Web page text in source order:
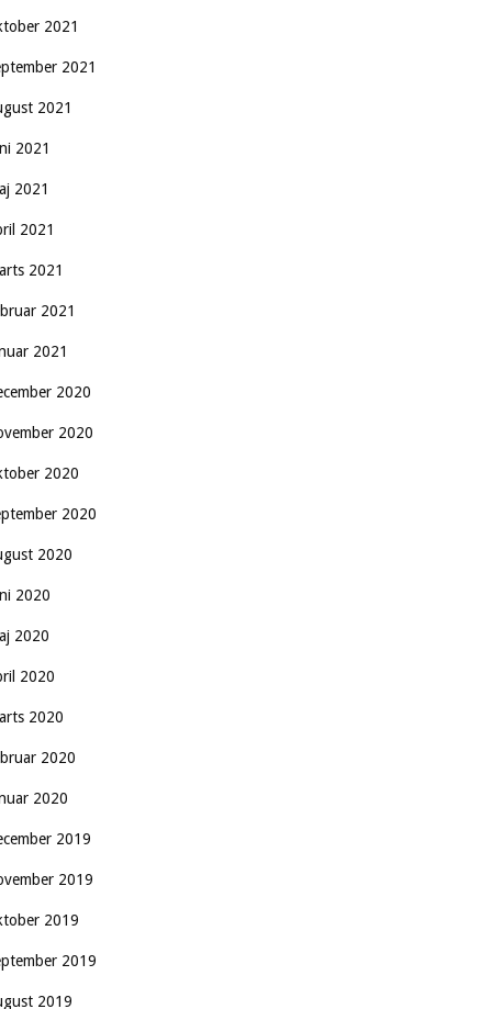
2021
2021
2021
2021
2021
2021
2021
2021
2021
2020
2020
2020
2020
2020
2020
2020
2020
2020
2020
2020
2019
2019
2019
2019
2019